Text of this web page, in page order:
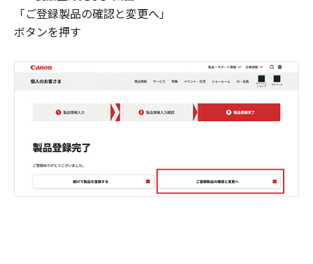
「ご登録製品の確認と変更へ」
ボタンを押す